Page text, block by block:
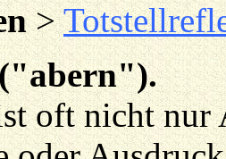
>
oft nicht nur